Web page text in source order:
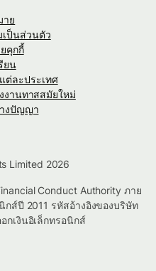
าย
ป็นส่วนตัว
คุกกี้
ยน
ต่ละประเทศ
งานทาสสมัยใหม่
งปัญญา
Limited 2026
Conduct Authority ภาย
กส์ปี 2011 รหัสอ้างอิงของบริษัท
กเงินอิเล็กทรอนิกส์